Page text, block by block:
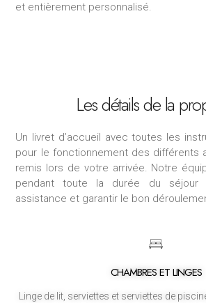
et entièrement personnalisé.
Les détails de la
Un livret d’accueil avec toutes les
pour le fonctionnement des différents
remis lors de votre arrivée. Notre
pendant toute la durée du séjour
assistance et garantir le bon
CHAMBRES ET LINGES
Linge de lit, serviettes et serviettes de